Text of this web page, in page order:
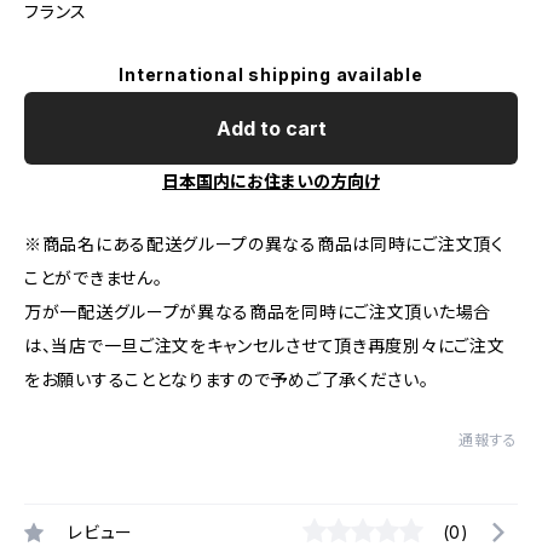
フランス
International shipping available
Add to cart
日本国内にお住まいの方向け
※商品名にある配送グループの異なる商品は同時にご注文頂く
ことができません。
万が一配送グループが異なる商品を同時にご注文頂いた場合
は、当店で一旦ご注文をキャンセルさせて頂き再度別々にご注文
をお願いすることとなりますので予めご了承ください。
通報する
レビュー (0)